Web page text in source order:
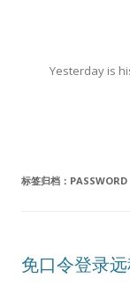
Yesterday is
标签归档： PASSWORD
免口令登录